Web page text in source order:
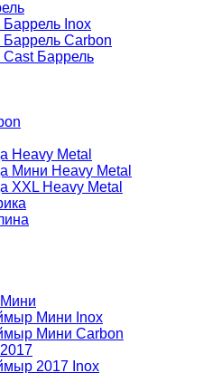
Баррель Inox
Баррель Carbon
Cast Баррель
Heavy Metal
Мини Heavy Metal
XXL Heavy Metal
Мини Inox
Мини Carbon
2017 Inox